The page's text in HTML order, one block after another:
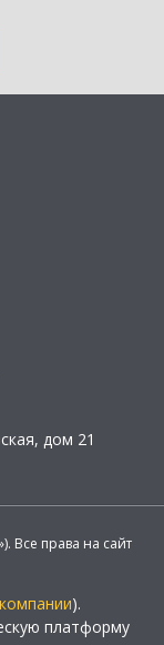
дом 21
Все права на сайт
).
платформу